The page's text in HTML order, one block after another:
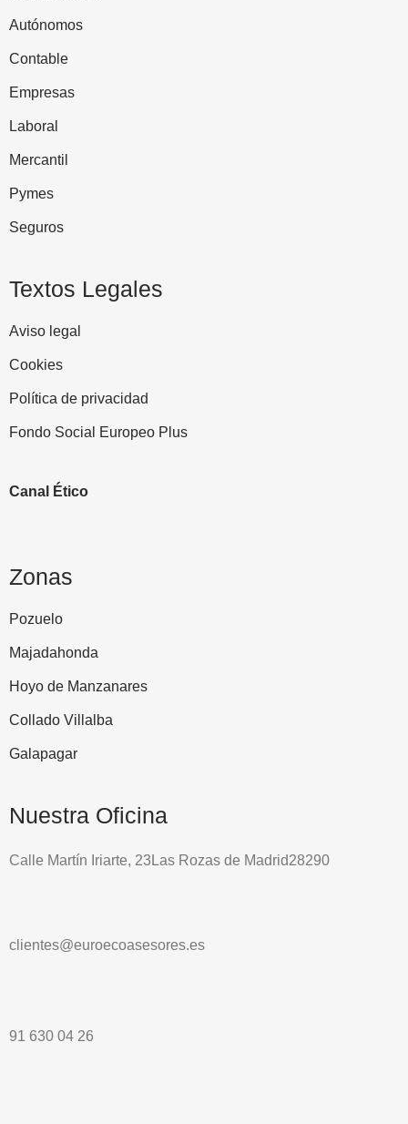
Autónomos
Contable
Empresas
Laboral
Mercantil
Pymes
Seguros
Textos Legales
Aviso legal
Cookies
Política de privacidad
Fondo Social Europeo Plus
Canal Ético
Zonas
Pozuelo
Majadahonda
Hoyo de Manzanares
Collado Villalba
Galapagar
Nuestra Oficina
Calle Martín Iriarte, 23Las Rozas de Madrid28290
clientes@euroecoasesores.es
91 630 04 26